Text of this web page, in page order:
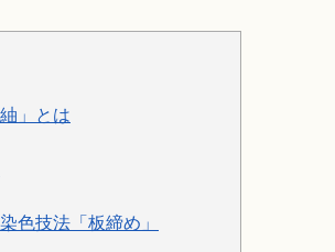
」とは
色技法「板締め」